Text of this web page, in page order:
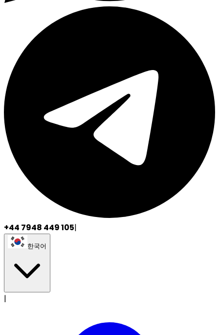
+44 7948 449 105|
한국어
|